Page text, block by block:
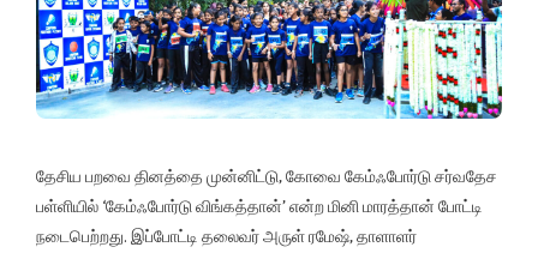
தேசிய பறவை தினத்தை முன்னிட்டு, கோவை கேம்ஃபோர்டு சர்வதேச
பள்ளியில் ‘கேம்ஃபோர்டு விங்கத்தான்’ என்ற மினி மாரத்தான் போட்டி
நடைபெற்றது. இப்போட்டி தலைவர் அருள் ரமேஷ், தாளாளர்